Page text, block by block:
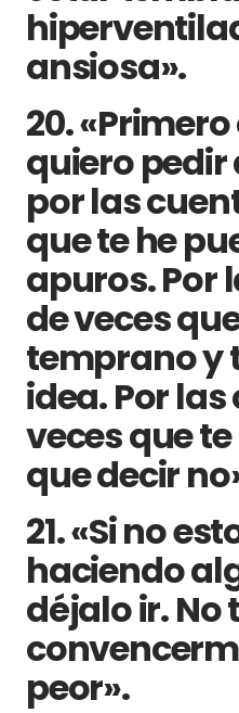
ansiosa».
20.
quiero
por las
que te he
apuros. Por
de veces
temprano y
idea. Por
veces que
que decir
21. «Si no
haciendo
déjalo ir. No
peor».